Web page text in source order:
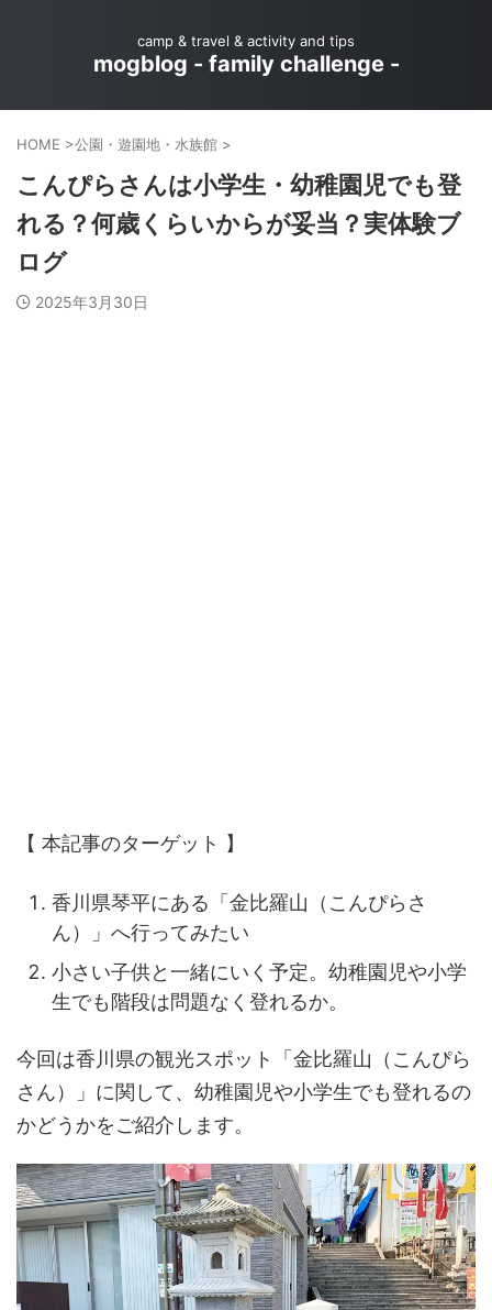
camp & travel & activity and tips
mogblog - family challenge -
HOME >公園・遊園地・水族館 >
こんぴらさんは小学生・幼稚園児でも登
れる？何歳くらいからが妥当？実体験ブ
ログ
2025年3月30日
【 本記事のターゲット 】
香川県琴平にある「金比羅山（こんぴらさ
ん）」へ行ってみたい
小さい子供と一緒にいく予定。幼稚園児や小学
生でも階段は問題なく登れるか。
今回は香川県の観光スポット「金比羅山（こんぴら
さん）」に関して、幼稚園児や小学生でも登れるの
かどうかをご紹介します。